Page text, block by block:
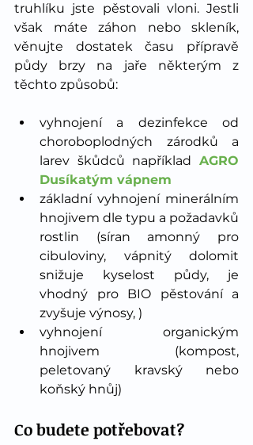
truhlíku jste pěstovali vloni. Jestli
však máte záhon nebo skleník,
věnujte dostatek času přípravě
půdy brzy na jaře některým z
těchto způsobů:
vyhnojení a dezinfekce od
choroboplodných zárodků a
larev škůdců například AGRO
Dusíkatým vápnem
základní vyhnojení minerálním
hnojivem dle typu a požadavků
rostlin (síran amonný pro
cibuloviny, vápnitý dolomit
snižuje kyselost půdy, je
vhodný pro BIO pěstování a
zvyšuje výnosy, )
vyhnojení organickým
hnojivem (kompost,
peletovaný kravský nebo
koňský hnůj)
Co budete potřebovat?